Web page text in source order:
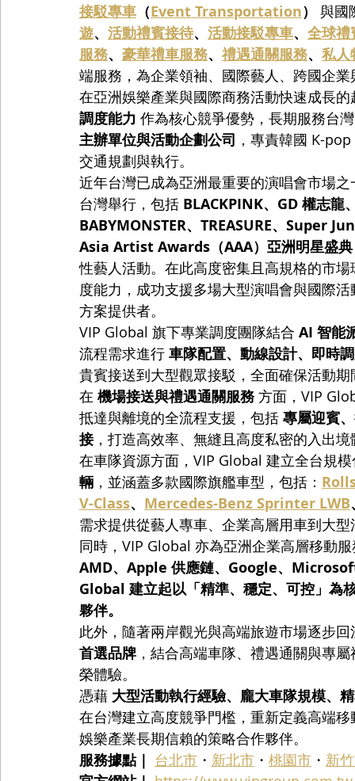
接駁專車 （Event Transportation） 與國
遊、 活動禮賓接待、 活動接駁專車、 全球禮
服務、 豪華禮車服務、 禮遇通關服務、 私人
端服務，為企業領袖、國際藝人、跨國企
在亞洲娛樂產業與國際商務活動快速成長
調度能力 作為核心競爭優勢，長期服務台
主辦單位與活動企劃公司 ，專責韓國 K-
交通規劃與執行。
近年台灣已成為亞洲最重要的演唱會市場
台灣舉行，包括 BLACKPINK、GD 權志龍
BABYMONSTER、TREASURE、Super
Asia Artist Awards（AAA）亞洲明星盛典
性藝人活動。在此高度密集且高規格的市
度能力，成功支援多場大型演唱會與國際
方案提供者。
VIP Global 旗下專業調度團隊結合 AI 智能
流程需求進行 車隊配置、動線設計、即時
貴賓接送到大型觀眾接駁，全面確保活動
在 機場接送與禮遇通關服務 方面，VIP
抵達與離境的全流程支援，包括 專屬迎賓
接，打造高效率、無縫且高度私密的入出境
在車隊資源方面，VIP Global 建立全台規
輛 ，並涵蓋多款國際旗艦車型，包括：
V-Class、 Mercedes-Benz Sprinter LWB
需求提供從藝人專車、企業高層用車到大
同時，VIP Global 亦為亞洲企業高層移動
AMD、Apple 供應鏈、Google、
Global 建立起以「精準、穩定、可控」為
夥伴。
此外，隨著兩岸觀光與高端旅遊市場逐步
首選品牌 ，結合高端車隊、禮遇通關與專
榮體驗。
憑藉 大型活動執行經驗、龐大車隊規模、
在台灣建立高度競爭門檻，重新定義高端
娛樂產業長期信賴的策略合作夥伴。
服務據點｜ 台北市 ・ 新北市 ・ 桃園市 ・ 新